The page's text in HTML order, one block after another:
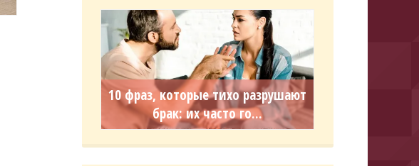
10 фраз, которые тихо разрушают
брак: их часто го...